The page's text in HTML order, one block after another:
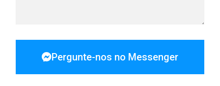
Pergunte-nos no Messenger